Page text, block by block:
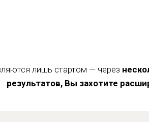
лишь стартом — через
результатов, Вы захотите